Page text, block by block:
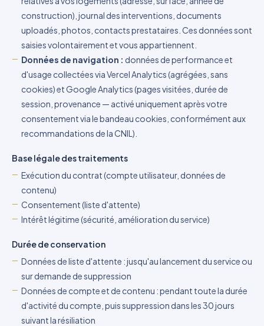
construction), journal des interventions, documents
uploadés, photos, contacts prestataires. Ces données sont
saisies volontairement et vous appartiennent.
Données de navigation : données de performance et
d'usage collectées via Vercel Analytics (agrégées, sans
cookies) et Google Analytics (pages visitées, durée de
session, provenance — activé uniquement après votre
consentement via le bandeau cookies, conformément aux
recommandations de la CNIL).
Base légale des traitements
Exécution du contrat (compte utilisateur, données de
contenu)
Consentement (liste d'attente)
Intérêt légitime (sécurité, amélioration du service)
Durée de conservation
Données de liste d'attente : jusqu'au lancement du service ou
sur demande de suppression
Données de compte et de contenu : pendant toute la durée
d'activité du compte, puis suppression dans les 30 jours
suivant la résiliation